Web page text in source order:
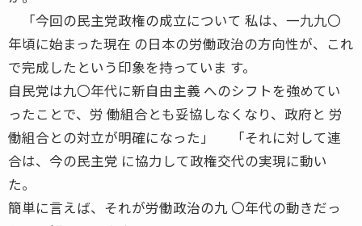
「今回の民主党政権の成立について 私は、一九九〇
年頃に始まった現在 の日本の労働政治の方向性が、これ
で完成したという印象を持っていま す。
自民党は九〇年代に新自由主義 へのシフトを強めてい
ったことで、労 働組合とも妥協しなくなり、政府と 労
働組合との対立が明確になった」 「それに対して連
合は、今の民主党 に協力して政権交代の実現に動い
た。
簡単に言えば、それが労働政治の九 〇年代の動きだっ